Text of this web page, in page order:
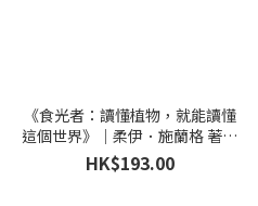
《食光者：讀懂植物，就能讀懂
這個世界》｜柔伊．施蘭格 著｜
平安文化
HK$193.00